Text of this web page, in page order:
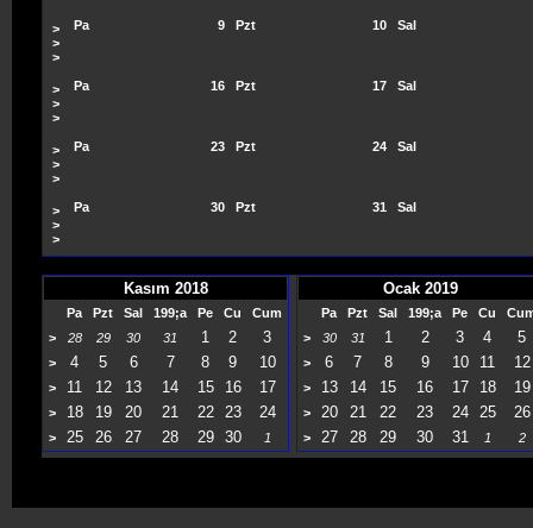
>
>
>
9
Pa 10
Pzt Sal
>
>
>
16
Pa 17
Pzt Sal
>
>
>
23
Pa 24
Pzt Sal
>
>
>
30
Pa 31
Pzt Sal
Kasım 2018
Pa Pzt Sal 199;a Pe Cu
Cum
>
28 29 30 31 1 2 3
> 4 5 6 7 8 9 10
> 11 12 13 14 15 16 17
> 18 19 20 21 22 23 24
> 25 26 27 28 29 30 1
Ocak 2019
Pa Pzt Sal 199;a Pe Cu
>
30 31 1 2 3 4 5
> 6 7 8 9 10 11 12
> 13 14 15 16 17 18 19
> 20 21 22 23 24 25 26
> 27 28 29 30 31 1 2